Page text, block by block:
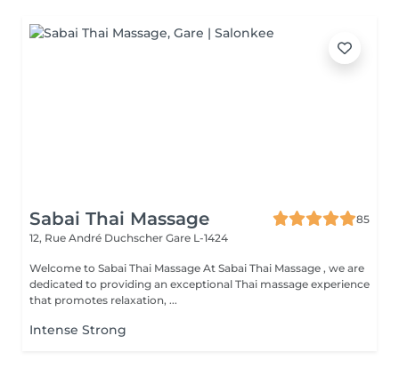
Sabai Thai Massage
85
12, Rue André Duchscher Gare L-1424
Welcome to Sabai Thai Massage At Sabai Thai Massage , we are
dedicated to providing an exceptional Thai massage experience
that promotes relaxation, ...
Intense Strong